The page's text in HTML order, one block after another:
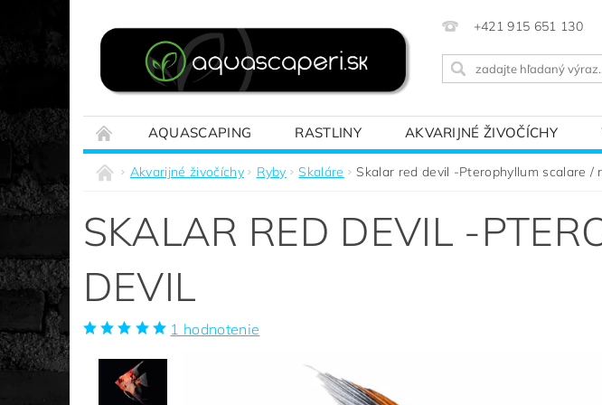
+421 915 651 130
AQUASCAPING RASTLINY AKVARIJNÉ ŽIVOČÍCHY
REALIZÁCIE NA MIERU
SPRIEVODCA AKVÁRIOVÝM SVETOM –
Akvarijné živočíchy Ryby Skaláre Skalar red devil -Pterophyllum scalare /
SKALAR RED DEVIL -
DEVIL
1 hodnotenie